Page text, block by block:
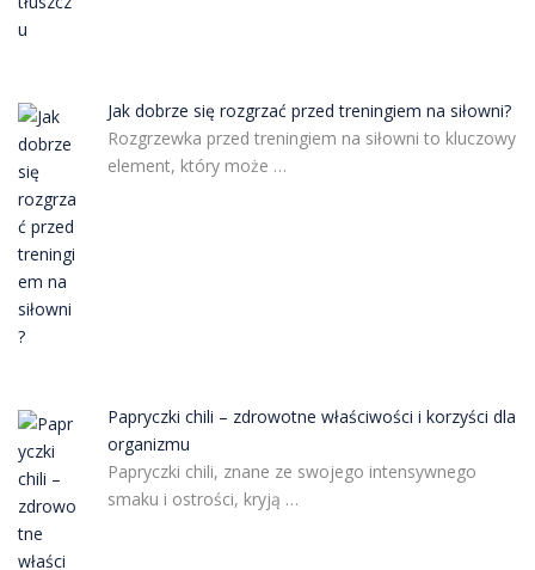
Jak dobrze się rozgrzać przed treningiem na siłowni?
Rozgrzewka przed treningiem na siłowni to kluczowy
element, który może …
Papryczki chili – zdrowotne właściwości i korzyści dla
organizmu
Papryczki chili, znane ze swojego intensywnego
smaku i ostrości, kryją …